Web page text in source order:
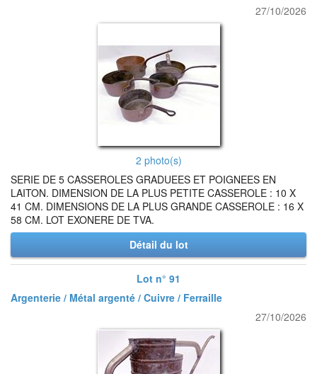
27/10/2026
2 photo(s)
SERIE DE 5 CASSEROLES GRADUEES ET POIGNEES EN
LAITON. DIMENSION DE LA PLUS PETITE CASSEROLE : 10 X
41 CM. DIMENSIONS DE LA PLUS GRANDE CASSEROLE : 16 X
58 CM. LOT EXONERE DE TVA.
Détail du lot
Lot n° 91
Argenterie / Métal argenté / Cuivre / Ferraille
27/10/2026